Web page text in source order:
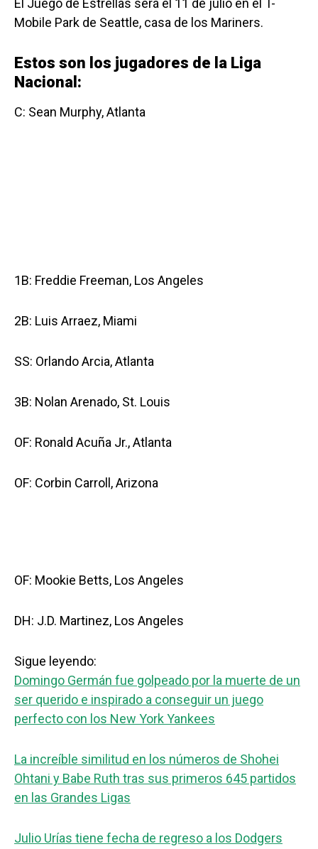
El Juego de Estrellas será el 11 de julio en el T-
Mobile Park de Seattle, casa de los Mariners.
Estos son los jugadores de la Liga
Nacional:
C: Sean Murphy, Atlanta
1B: Freddie Freeman, Los Angeles
2B: Luis Arraez, Miami
SS: Orlando Arcia, Atlanta
3B: Nolan Arenado, St. Louis
OF: Ronald Acuña Jr., Atlanta
OF: Corbin Carroll, Arizona
OF: Mookie Betts, Los Angeles
DH: J.D. Martinez, Los Angeles
Sigue leyendo:
Domingo Germán fue golpeado por la muerte de un
ser querido e inspirado a conseguir un juego
perfecto con los New York Yankees
La increíble similitud en los números de Shohei
Ohtani y Babe Ruth tras sus primeros 645 partidos
en las Grandes Ligas
Julio Urías tiene fecha de regreso a los Dodgers